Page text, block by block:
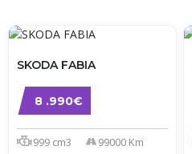
8 .990€
SKODA FABIA
999 cm3
99000 Km